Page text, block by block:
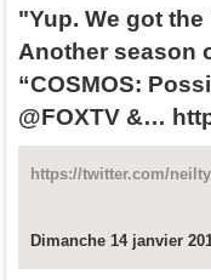
"Yup. We got
Another season
“COSMOS:
@FOXTV &…
https://twitter.com/
Dimanche 14 janvier